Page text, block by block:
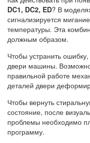
DC1, DC2, ED? В
сигнализируется
температуры. Эта
должным образом.
Чтобы устранить
двери машины.
правильной работе
деталей двери
Чтобы вернуть
состояние, после
проблемы необходимо
программу.